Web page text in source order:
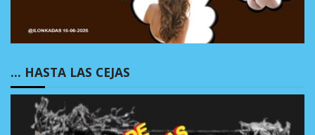
… HASTA LAS CEJAS